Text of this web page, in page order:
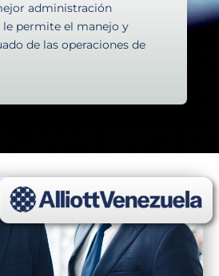
administración
le permite el manejo y
de las operaciones de